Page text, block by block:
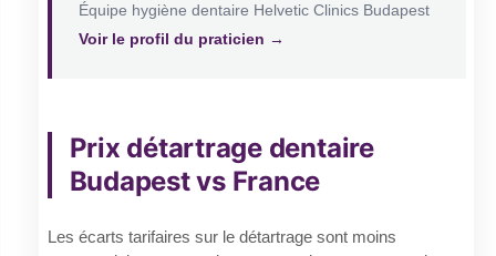
Équipe hygiène dentaire Helvetic Clinics Budapest
Voir le profil du praticien →
Prix détartrage dentaire
Budapest vs France
Les écarts tarifaires sur le détartrage sont moins